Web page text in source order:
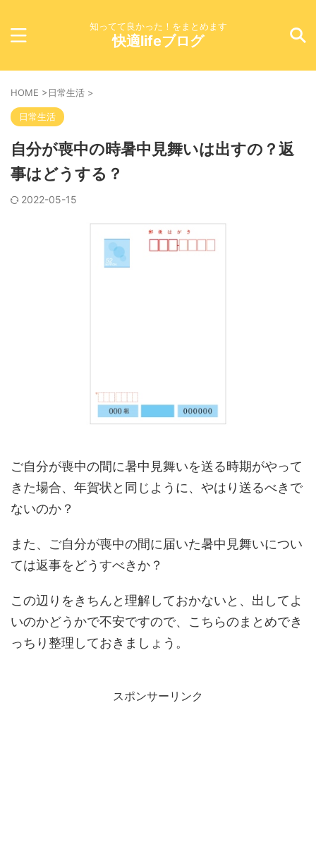
知ってて良かった！をまとめます
快適lifeブログ
HOME >日常生活 >
日常生活
自分が喪中の時暑中見舞いは出すの？返
事はどうする？
2022-05-15
ご自分が喪中の間に暑中見舞いを送る時期がやって
きた場合、年賀状と同じように、やはり送るべきで
ないのか？
また、ご自分が喪中の間に届いた暑中見舞いについ
ては返事をどうすべきか？
この辺りをきちんと理解しておかないと、出してよ
いのかどうかで不安ですので、こちらのまとめでき
っちり整理しておきましょう。
スポンサーリンク